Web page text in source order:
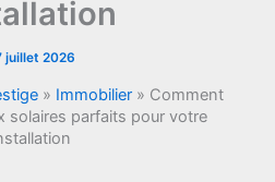
juillet 2026
» Immobilier» Comment
solaires parfaits pour votre